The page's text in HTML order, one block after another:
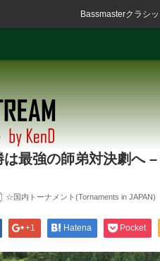
Bassmasterクラシ
は最強の師弟対決劇へ
☆国内トーナメント(Tornaments in JAPAN)
+1 Hatena Pocket